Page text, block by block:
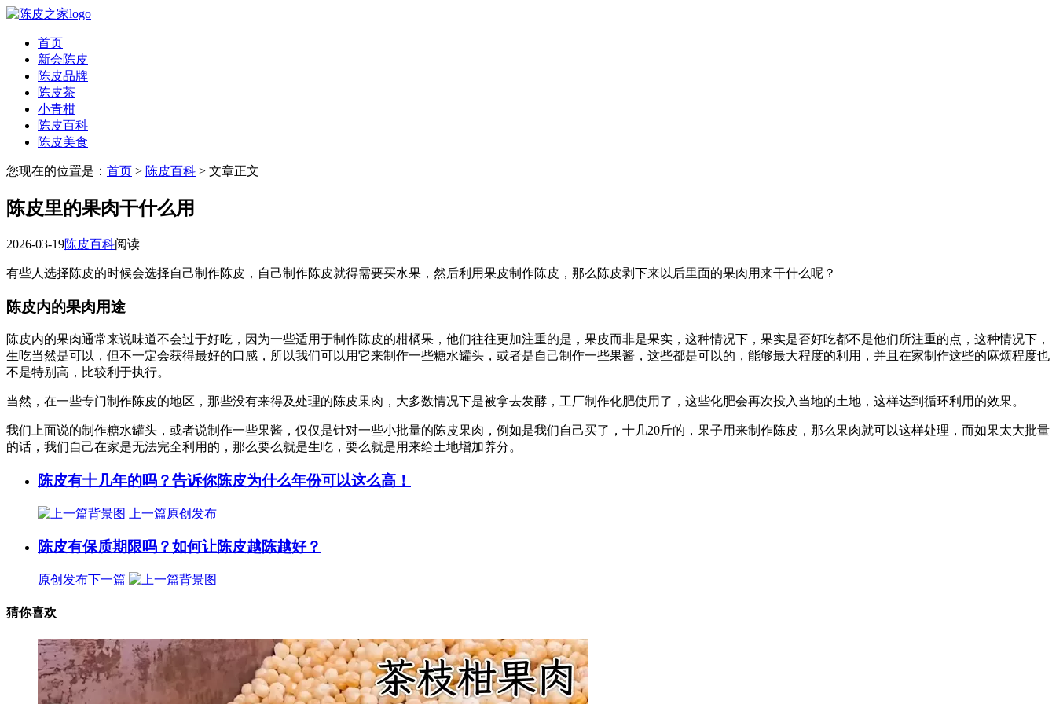
首页
新会陈皮
陈皮品牌
陈皮茶
小青柑
陈皮百科
陈皮美食
您现在的位置是： 首页 > 陈皮百科 > 文章正文
陈皮里的果肉干什么用
2026-03-19陈皮百科阅读
有些人选择陈皮的时候会选择自己制作陈皮，自己制作陈皮就得需要买水果，然后利用果皮制作陈皮，那么陈皮剥下来以后里面的果肉用来干什么呢？
陈皮内的果肉用途
陈皮内的果肉通常来说味道不会过于好吃，因为一些适用于制作陈皮的柑橘果，他们往往更加注重的是，果皮而非是果实，这种情况下，果实是否好吃都不是他们所注重的点，这种情况下，
生吃当然是可以，但不一定会获得最好的口感，所以我们可以用它来制作一些糖水罐头，或者是自己制作一些果酱，这些都是可以的，能够最大程度的利用，并且在家制作这些的麻烦程度也
不是特别高，比较利于执行。
当然，在一些专门制作陈皮的地区，那些没有来得及处理的陈皮果肉，大多数情况下是被拿去发酵，工厂制作化肥使用了，这些化肥会再次投入当地的土地，这样达到循环利用的效果。
我们上面说的制作糖水罐头，或者说制作一些果酱，仅仅是针对一些小批量的陈皮果肉，例如是我们自己买了，十几20斤的，果子用来制作陈皮，那么果肉就可以这样处理，而如果太大批量
的话，我们自己在家是无法完全利用的，那么要么就是生吃，要么就是用来给土地增加养分。
陈皮有十几年的吗？告诉你陈皮为什么年份可以这么高！
上一篇原创发布
陈皮有保质期限吗？如何让陈皮越陈越好？
原创发布下一篇
猜你喜欢